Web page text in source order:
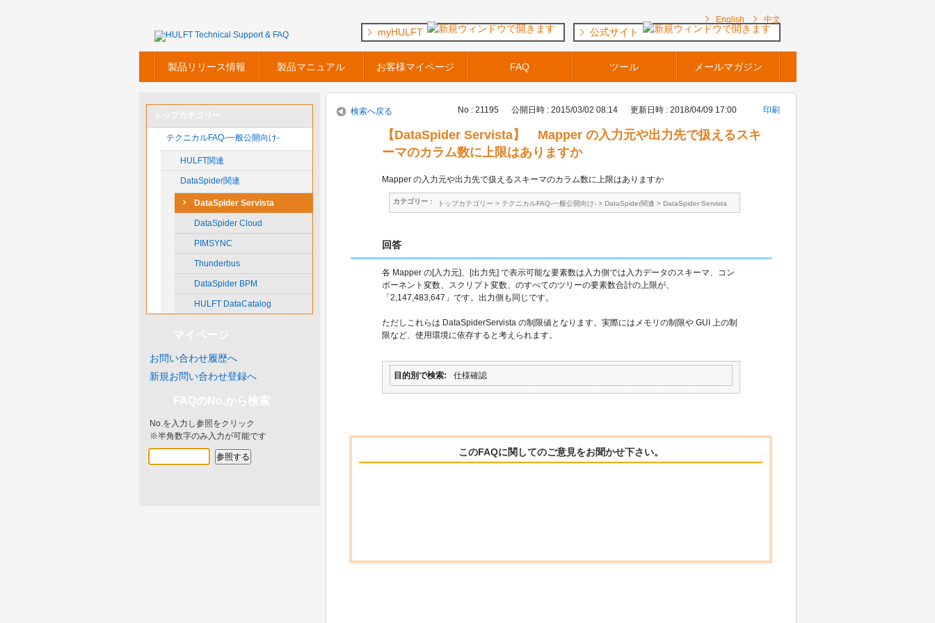
English 中文
製品リリース情報 製品マニュアル お客様マイページ FAQ ツール メールマガジン
myHULFT 公式サイト
テクニカルFAQ-一般公開向け-
HULFT関連
DataSpider関連
DataSpider Servista
DataSpider Cloud
PIMSYNC
Thunderbus
DataSpider BPM
HULFT DataCatalog
お問い合わせ履歴へ
新規お問い合わせ登録へ
No.を入力し参照をクリック
※半角数字のみ入力が可能です
検索へ戻る No : 21195 公開日時 : 2015/03/02 08:14 更新日時 : 2018/04/09 17:00 印刷
【DataSpider Servista】 Mapper の入力元や出力先で扱えるスキ
ーマのカラム数に上限はありますか
Mapper の入力元や出力先で扱えるスキーマのカラム数に上限はありますか
カテゴリー : トップカテゴリー > テクニカルFAQ-一般公開向け-> DataSpider関連 > DataSpider Servista
回答
各 Mapper の[入力元]、[出力先] で表示可能な要素数は入力側では入力データのスキーマ、コン
ポーネント変数、スクリプト変数、のすべてのツリーの要素数合計の上限が、
「2,147,483,647」です。出力側も同じです。
ただしこれらは DataSpiderServista の制限値となります。実際にはメモリの制限や GUI 上の制
限など、使用環境に依存すると考えられます。
目的別で検索 仕様確認
このFAQに関してのご意見をお聞かせ下さい。